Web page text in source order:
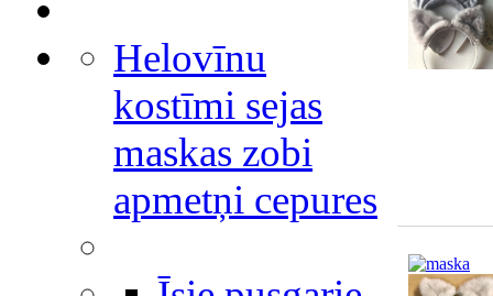
Helovīnu
kostīmi sejas
maskas zobi
apmetņi cepures